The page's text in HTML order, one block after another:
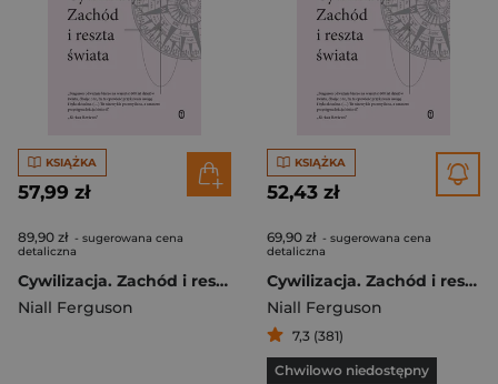
KSIĄŻKA
57,99 zł
89,90 zł - sugerowana cena
detaliczna
Cywilizacja. Zachód i reszta świata
Niall Ferguson
KSIĄŻKA
52,43 zł
69,90 zł - sugerowana cena
detaliczna
Cywilizacja. Zachód i reszta świata
Niall Ferguson
7,3 (381)
Chwilowo niedostępny